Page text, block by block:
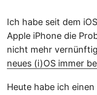
Ich habe seit dem
Apple iPhone die
nicht mehr
neues (i)OS immer
Heute habe ich einen